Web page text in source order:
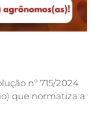
nº 715/2024
que normatiza a